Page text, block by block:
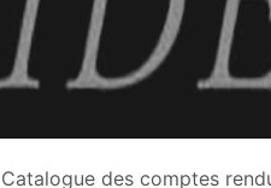
Catalogue des comptes